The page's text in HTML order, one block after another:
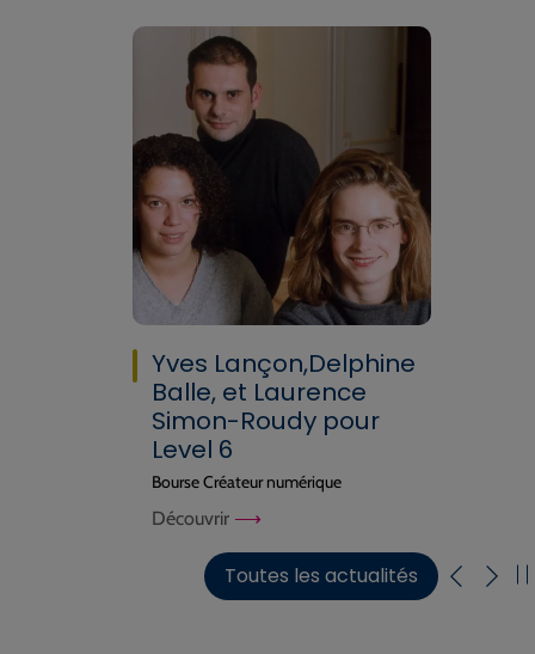
Yves Lançon,Delphine
Balle, et Laurence
Simon-Roudy pour
Level 6
Bourse Créateur numérique
Découvrir
Toutes les actualités